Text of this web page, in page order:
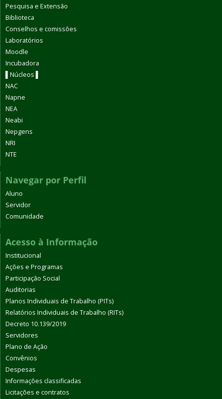
Pesquisa e Extensão
Biblioteca
Conselhos e comissões
Laboratórios
Moodle
Incubadora
▌Núcleos ▌
NAC
Napne
NEA
Neabi
Nepgens
NRI
NTE
Navegar por Perfil
Aluno
Servidor
Comunidade
Acesso à Informação
Institucional
Ações e Programas
Participação Social
Auditorias
Planos Individuais de Trabalho (PITs)
Relatórios Individuais de Trabalho (RITs)
Decreto 10.139/2019
Servidores
Plano de Ação
Convênios
Despesas
Informações classificadas
Licitações e contratos